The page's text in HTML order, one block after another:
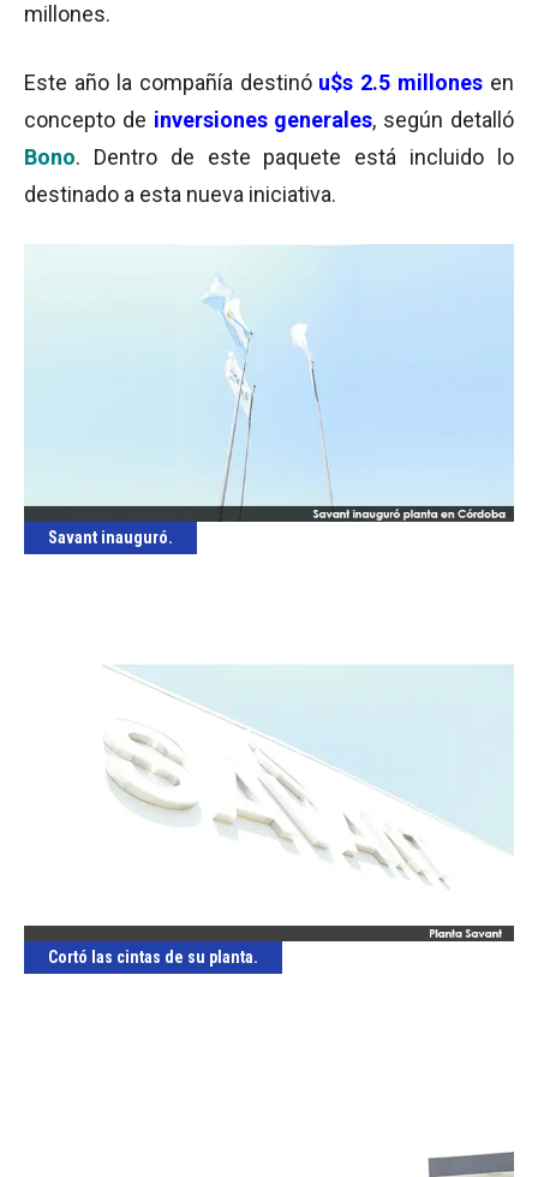
millones.
Este año la compañía destinó u$s 2.5 millones en
concepto de inversiones generales, según detalló
Bono. Dentro de este paquete está incluido lo
destinado a esta nueva iniciativa.
Savant inauguró.
Cortó las cintas de su planta.